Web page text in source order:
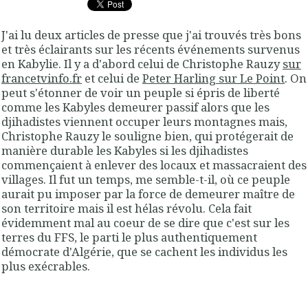
J'ai lu deux articles de presse que j'ai trouvés très bons
et très éclairants sur les récents événements survenus
en Kabylie. Il y a d'abord celui de Christophe Rauzysur
francetvinfo.fr et celui de Peter Harling sur Le Point. On
peut s'étonner de voir un peuple si épris de liberté
comme les Kabyles demeurer passif alors que les
djihadistes viennent occuper leurs montagnes mais,
Christophe Rauzy le souligne bien, qui protégerait de
manière durable les Kabyles si les djihadistes
commençaient à enlever des locaux et massacraient des
villages. Il fut un temps, me semble-t-il, où ce peuple
aurait pu imposer par la force de demeurer maître de
son territoire mais il est hélas révolu. Cela fait
évidemment mal au coeur de se dire que c'est sur les
terres du FFS, le parti le plus authentiquement
démocrate d'Algérie, que se cachent les individus les
plus exécrables.